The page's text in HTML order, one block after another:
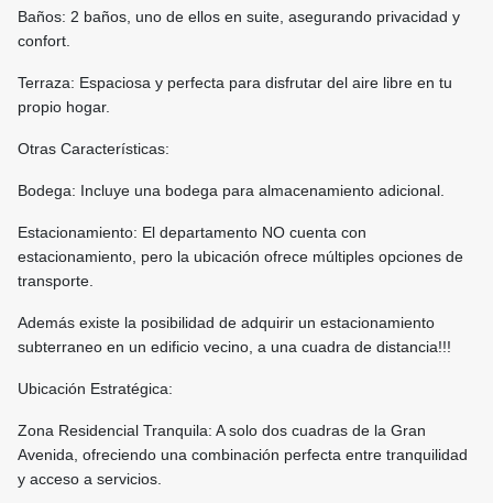
Baños: 2 baños, uno de ellos en suite, asegurando privacidad y
confort.
Terraza: Espaciosa y perfecta para disfrutar del aire libre en tu
propio hogar.
Otras Características:
Bodega: Incluye una bodega para almacenamiento adicional.
Estacionamiento: El departamento NO cuenta con
estacionamiento, pero la ubicación ofrece múltiples opciones de
transporte.
Además existe la posibilidad de adquirir un estacionamiento
subterraneo en un edificio vecino, a una cuadra de distancia!!!
Ubicación Estratégica:
Zona Residencial Tranquila: A solo dos cuadras de la Gran
Avenida, ofreciendo una combinación perfecta entre tranquilidad
y acceso a servicios.